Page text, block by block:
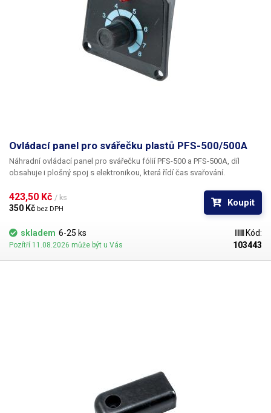
Ovládací panel pro svářečku plastů PFS-500/500A
Náhradní ovládací panel pro svářečku fólií PFS-500 a PFS-500A, díl
obsahuje i plošný spoj s elektronikou, která řídí čas svařování.
423,50 Kč / ks
350 Kč bez DPH
Koupit
skladem 6-25 ks
Pozítří 11.08.2026 může být u Vás
Kód:
103443